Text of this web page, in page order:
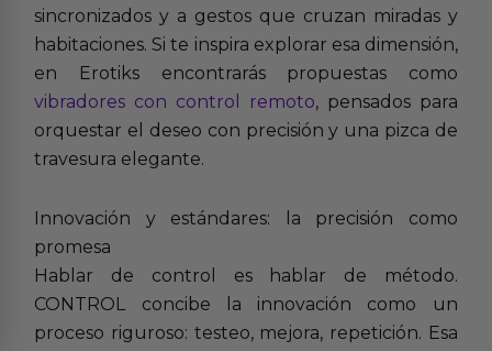
sincronizados y a gestos que cruzan miradas y
habitaciones. Si te inspira explorar esa dimensión,
en Erotiks encontrarás propuestas como
vibradores con control remoto, pensados para
orquestar el deseo con precisión y una pizca de
travesura elegante.
Innovación y estándares: la precisión como
promesa
Hablar de control es hablar de método.
CONTROL concibe la innovación como un
proceso riguroso: testeo, mejora, repetición. Esa